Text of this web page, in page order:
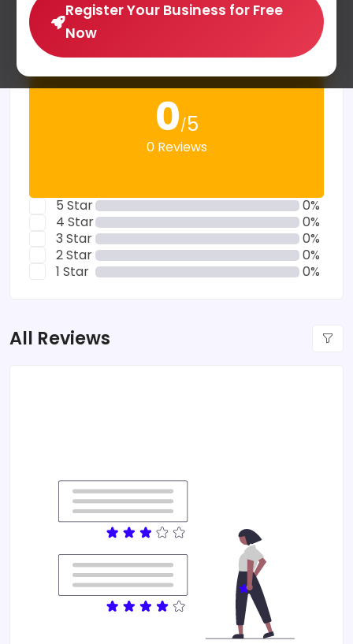
Register Your Business for Free
Now
Average Rating
0/5
0 Reviews
5 Star
0%
4 Star
0%
3 Star
0%
2 Star
0%
1 Star
0%
All Reviews